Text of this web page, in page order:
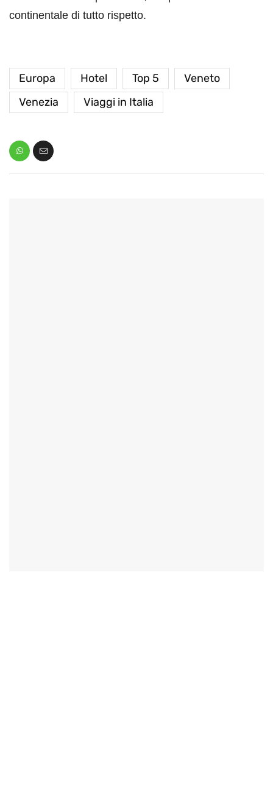
continentale di tutto rispetto.
Europa Hotel Top 5
Veneto
Venezia
Viaggi in Italia